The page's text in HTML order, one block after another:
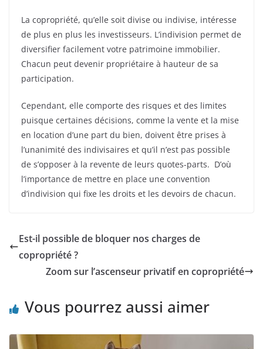
La copropriété, qu’elle soit divise ou indivise, intéresse
de plus en plus les investisseurs. L’indivision permet de
diversifier facilement votre patrimoine immobilier.
Chacun peut devenir propriétaire à hauteur de sa
participation.
Cependant, elle comporte des risques et des limites
puisque certaines décisions, comme la vente et la mise
en location d’une part du bien, doivent être prises à
l’unanimité des indivisaires et qu’il n’est pas possible
de s’opposer à la revente de leurs quotes-parts. D’où
l’importance de mettre en place une convention
d’indivision qui fixe les droits et les devoirs de chacun.
Est-il possible de bloquer nos charges de
copropriété ?
Zoom sur l’ascenseur privatif en copropriété
Vous pourrez aussi aimer